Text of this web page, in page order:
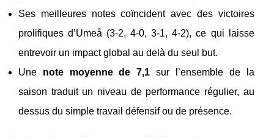
Ses meilleures notes coïncident avec des victoires
prolifiques d’Umeå (3-2, 4-0, 3-1, 4-2), ce qui laisse
entrevoir un impact global au delà du seul but.
Une note moyenne de 7,1 sur l’ensemble de la
saison traduit un niveau de performance régulier, au
dessus du simple travail défensif ou de présence.